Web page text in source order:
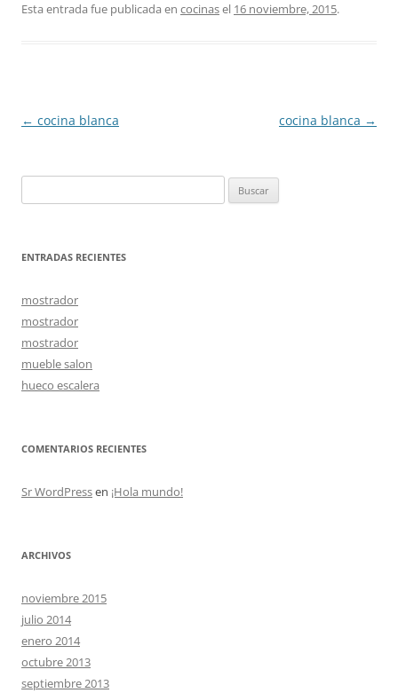
Esta entrada fue publicada en cocinasel 16 noviembre, 2015.
Navegación
← cocina blanca cocina blanca →
ENTRADAS RECIENTES
mostrador
mostrador
mostrador
mueble salon
hueco escalera
COMENTARIOS RECIENTES
Sr WordPressen ¡Hola mundo!
ARCHIVOS
noviembre 2015
julio 2014
enero 2014
octubre 2013
septiembre 2013